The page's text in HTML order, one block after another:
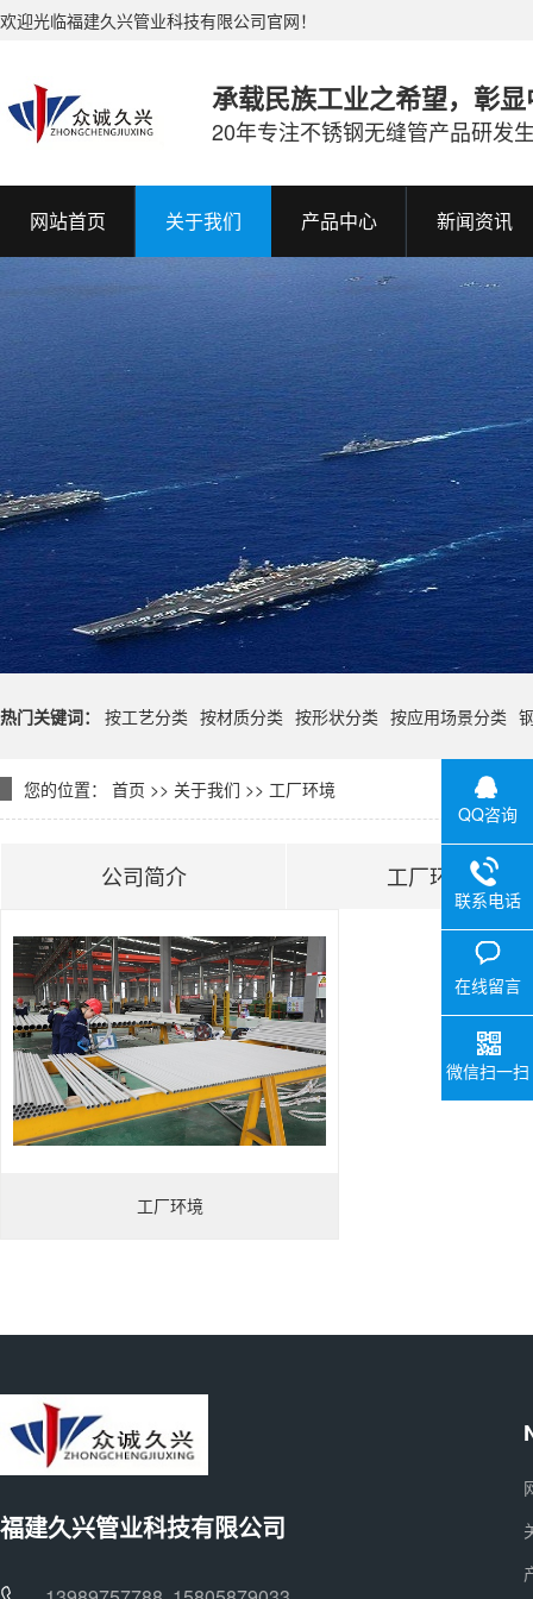
欢迎光临福建久兴管业科技有限公司官网！
承载民族工业之希望，彰
20年专注不锈钢无缝管产品研发
网站首页 关于我们 产品中心 新闻资讯
热门关键词： 按工艺分类 按材质分类 按形状分类 按应用场景分类
您的位置： 首页 >> 关于我们 >> 工厂环境
公司简介 工厂环境
工厂环境
福建久兴管业科技有限公司
QQ咨询
联系电话
在线留言
微信扫一扫